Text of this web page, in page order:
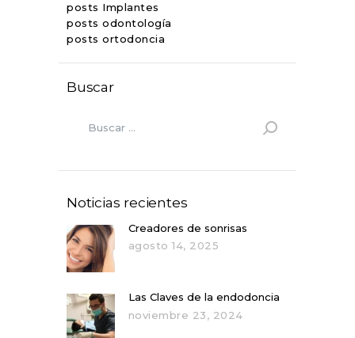
posts Implantes
posts odontología
posts ortodoncia
Buscar
Noticias recientes
Creadores de sonrisas
agosto 14, 2025
Las Claves de la endodoncia
noviembre 23, 2024